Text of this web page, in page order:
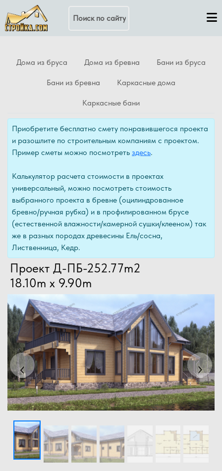
Дома из бруса Дома из бревна Бани из бруса
Бани из бревна Каркасные дома
Каркасные бани
Приобретите бесплатно смету понравившегося проекта
и разошлите по строительным компаниям с проектом.
Пример сметы можно посмотреть здесь.
Калькулятор расчета стоимости в проектах
универсальный, можно посмотреть стоимость
выбранного проекта в бревне (оцилиндрованное
бревно/ручная рубка) и в профилированном брусе
(естественной влажности/камерной сушки/клееном) так
же в разных породах древесины Ель/сосна,
Лиственница, Кедр.
Проект Д-ПБ-252.77m2
18.10m x 9.90m
‹Previous ›Next